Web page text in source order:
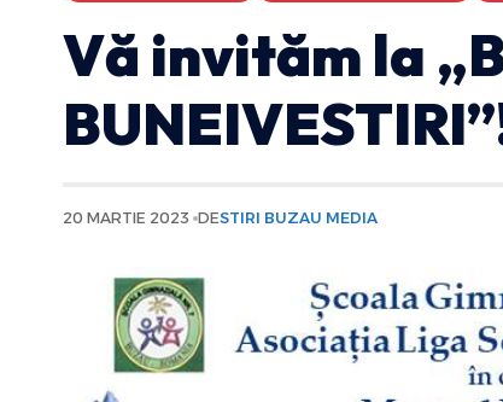
Vă invităm la
20 MARTIE 2023 DESTIRI BUZAU MEDIA